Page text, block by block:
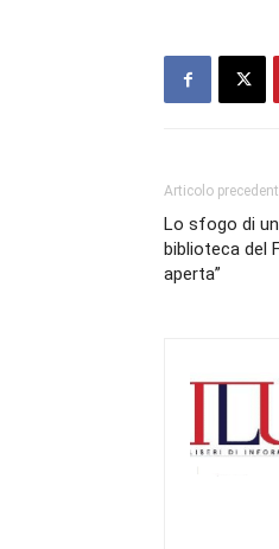
Articolo
Lo sfogo di
biblioteca del
aperta”